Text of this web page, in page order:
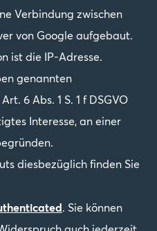
Verbindung zwischen
von Google aufgebaut.
ist die IP-Adresse.
genannten
6 Abs. 1 S. 1 f DSGVO
Interesse, an einer
diesbezüglich finden Sie
. Sie können